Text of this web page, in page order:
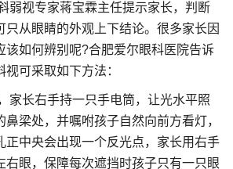
弱视专家蒋宝霖主任提示家长，判断
只从眼睛的外观上下结论。很多家长因
该如何辨别呢?合肥爱尔眼科医院告诉
可采取如下方法：
家长右手持一只手电筒，让光水平照
梁处，并嘱咐孩子自然向前方看灯，
正中央会出现一个反光点，家长用右手
右眼，保障每次遮挡时孩子只有一只眼